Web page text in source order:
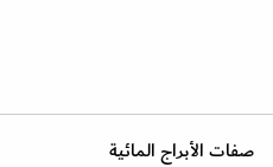
صفات الأبراج المائية